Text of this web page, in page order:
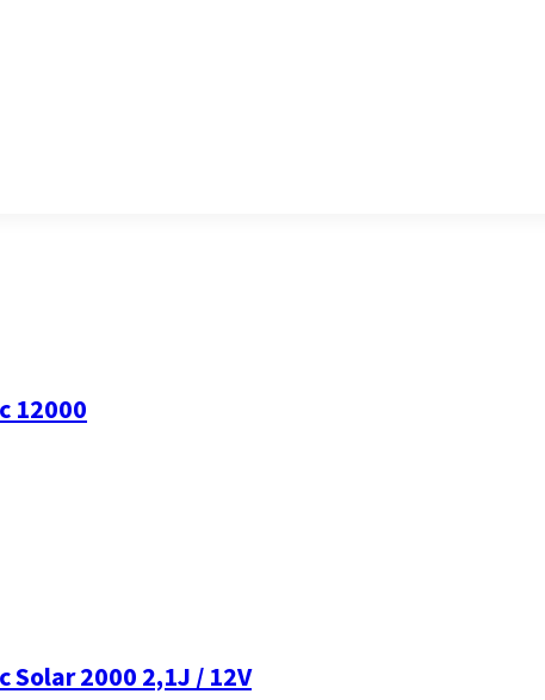
12000
2000 2,1J / 12V